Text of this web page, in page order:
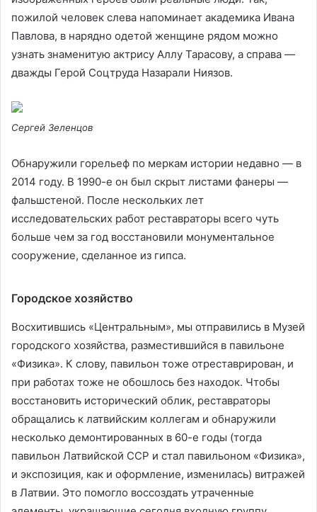
пожилой человек слева напоминает академика Ивана
Павлова, в нарядно одетой женщине рядом можно
узнать знаменитую актрису Аллу Тарасову, а справа —
дважды Герой Соцтруда Назарали Ниязов.
Сергей Зеленцов
Обнаружили горельеф по меркам истории недавно — в
2014 году. В 1990-е он был скрыт листами фанеры —
фальшстеной. После нескольких лет
исследовательских работ реставраторы всего чуть
больше чем за год восстановили монументальное
сооружение, сделанное из гипса.
Городское хозяйство
Восхитившись «Центральным», мы отправились в Музей
городского хозяйства, разместившийся в павильоне
«Физика». К слову, павильон тоже отреставрирован, и
при работах тоже не обошлось без находок. Чтобы
восстановить исторический облик, реставраторы
обращались к латвийским коллегам и обнаружили
несколько демонтированных в 60-е годы (тогда
павильон Латвийской ССР и стал павильоном «Физика»,
и экспозиция, как и оформление, изменилась) витражей
в Латвии. Это помогло воссоздать утраченные